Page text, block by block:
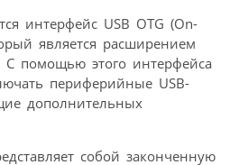
интерфейс USB OTG (On-
является расширением
С помощью этого интерфейса
периферийные USB-
дополнительных
собой законченную